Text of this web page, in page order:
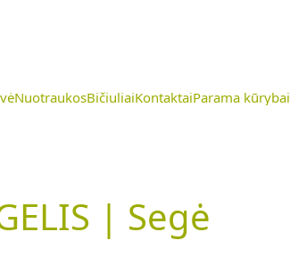
NuotraukosBičiuliaiKontaktaiParama kūrybai
| Segė